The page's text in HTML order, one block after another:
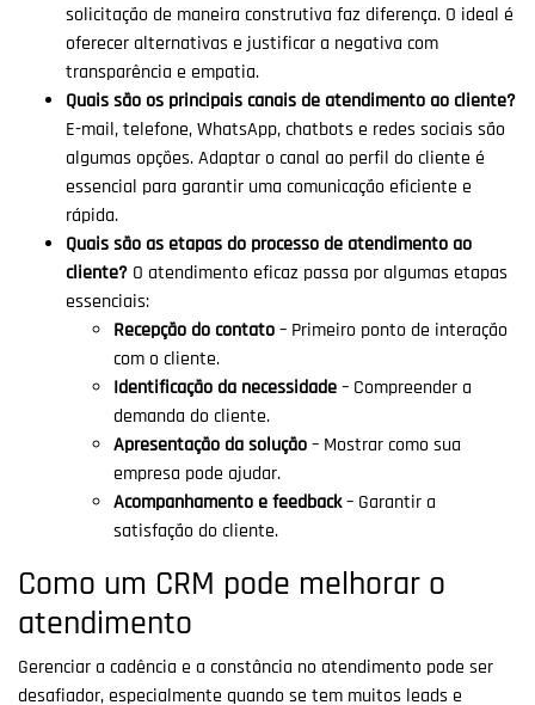
solicitação de maneira construtiva faz diferença. O ideal é
oferecer alternativas e justificar a negativa com
transparência e empatia.
Quais são os principais canais de atendimento ao cliente?
E-mail, telefone, WhatsApp, chatbots e redes sociais são
algumas opções. Adaptar o canal ao perfil do cliente é
essencial para garantir uma comunicação eficiente e
rápida.
Quais são as etapas do processo de atendimento ao
cliente? O atendimento eficaz passa por algumas etapas
essenciais:
Recepção do contato– Primeiro ponto de interação
com o cliente.
Identificação da necessidade– Compreender a
demanda do cliente.
Apresentação da solução– Mostrar como sua
empresa pode ajudar.
Acompanhamento e feedback– Garantir a
satisfação do cliente.
Como um CRM pode melhorar o
atendimento
Gerenciar a cadência e a constância no atendimento pode ser
desafiador, especialmente quando se tem muitos leads e